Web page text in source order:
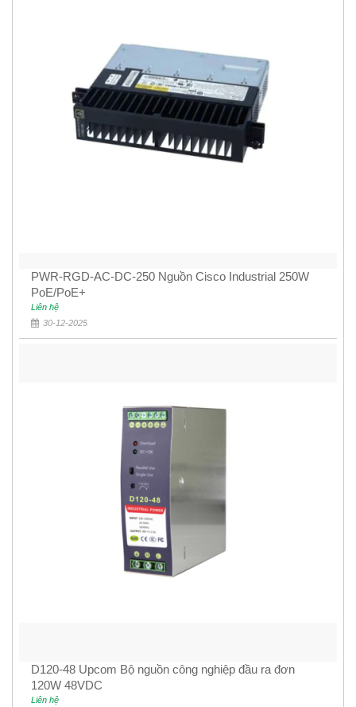
PWR-RGD-AC-DC-250 Nguồn Cisco Industrial 250W
PoE/PoE+
Liên hệ
30-12-2025
D120-48 Upcom Bộ nguồn công nghiệp đầu ra đơn
120W 48VDC
Liên hệ